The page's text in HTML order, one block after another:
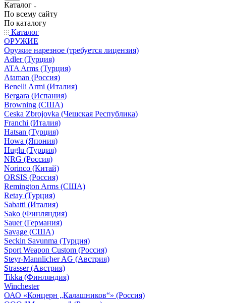
Каталог
По всему сайту
По каталогу
Каталог
ОРУЖИЕ
Оружие нарезное (требуется лицензия)
Adler (Турция)
ATA Arms (Турция)
Ataman (Россия)
Benelli Armi (Италия)
Bergara (Испания)
Browning (США)
Ceska Zbrojovka (Чешская Республика)
Franchi (Италия)
Hatsan (Турция)
Howa (Япония)
Huglu (Турция)
NRG (Россия)
Norinco (Китай)
ORSIS (Россия)
Remington Arms (США)
Retay (Турция)
Sabatti (Италия)
Sako (Финляндия)
Sauer (Германия)
Savage (США)
Seckin Savunma (Турция)
Sport Weapon Custom (Россия)
Steyr-Mannlicher AG (Австрия)
Strasser (Австрия)
Tikka (Финляндия)
Winchester
ОАО «Концерн „Калашников“» (Россия)